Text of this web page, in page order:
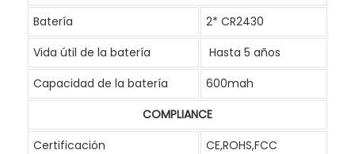
Batería
2* CR2430
Vida útil de la batería
Hasta 5 años
Capacidad de la batería
600mah
COMPLIANCE
Certificación
CE,ROHS,FCC